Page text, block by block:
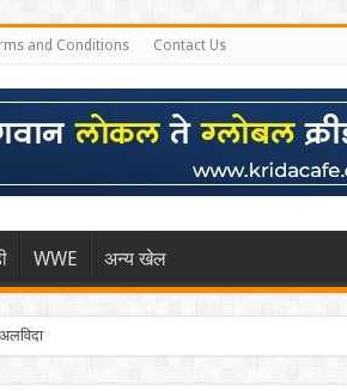
and Conditions Contact Us
WWE अन्य खेल